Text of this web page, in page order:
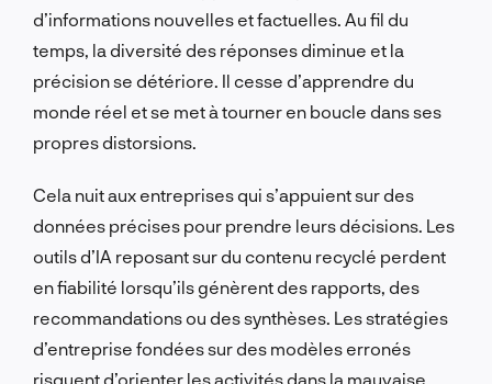
d’informations nouvelles et factuelles. Au fil du
temps, la diversité des réponses diminue et la
précision se détériore. Il cesse d’apprendre du
monde réel et se met à tourner en boucle dans ses
propres distorsions.
Cela nuit aux entreprises qui s’appuient sur des
données précises pour prendre leurs décisions. Les
outils d’IA reposant sur du contenu recyclé perdent
en fiabilité lorsqu’ils génèrent des rapports, des
recommandations ou des synthèses. Les stratégies
d’entreprise fondées sur des modèles erronés
risquent d’orienter les activités dans la mauvaise